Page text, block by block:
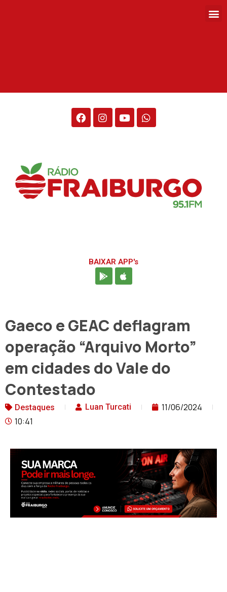
BAIXAR APP's
Gaeco e GEAC deflagram
operação “Arquivo Morto”
em cidades do Vale do
Contestado
Destaques Luan Turcati
11/06/2024
10:41